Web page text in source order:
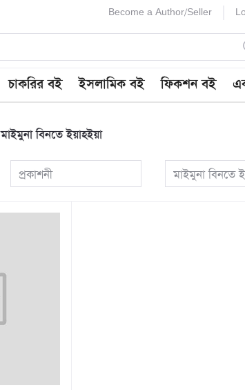
Become a Author/Seller
চাকরির বই ইসলামিক বই ফিকশন বই
মাইমুনা বিনতে ইয়াহইয়া
প্রকাশনী মাইমুনা বিনতে